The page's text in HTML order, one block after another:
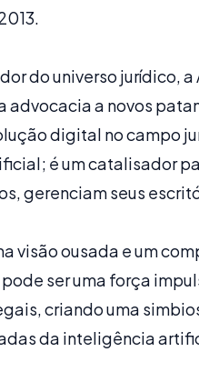
do universo jurídico,
advocacia a novos
digital no campo
é um catalisador
gerenciam seus
visão ousada e um
ser uma força
criando uma
da inteligência